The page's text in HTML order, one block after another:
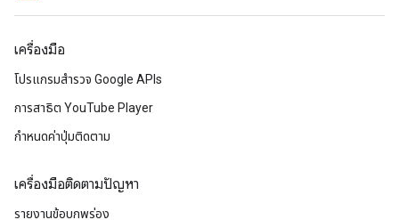
เครื่องมือ
โปรแกรมสำรวจ Google APIs
การสาธิต YouTube Player
กำหนดค่าปุ่มติดตาม
เครื่องมือติดตามปัญหา
รายงานข้อบกพร่อง